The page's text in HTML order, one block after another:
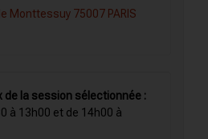
de la session sélectionnée :
à 13h00 et de 14h00 à